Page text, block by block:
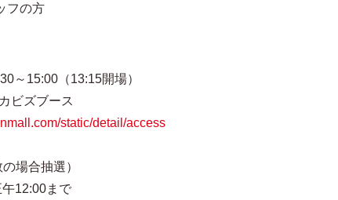
フの方
15:00（13:15開場）
ズブース
static/detail/access
合抽選）
12:00まで